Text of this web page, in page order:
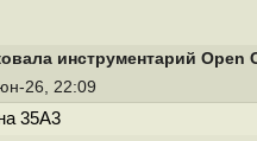
инструментарий Open
26, 22:09
35А3